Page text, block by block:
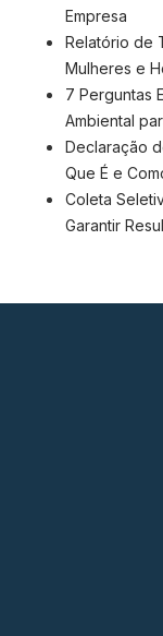
Empresa
Relatório de
Mulheres e
7 Perguntas
Ambiental
Declaração
Que É e
Coleta
Garantir